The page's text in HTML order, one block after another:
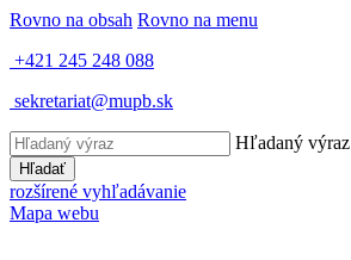
Rovno na obsah Rovno na menu
+421 245 248 088
sekretariat@mupb.sk
Hľadaný výraz
Hľadať
rozšírené vyhľadávanie
Mapa webu